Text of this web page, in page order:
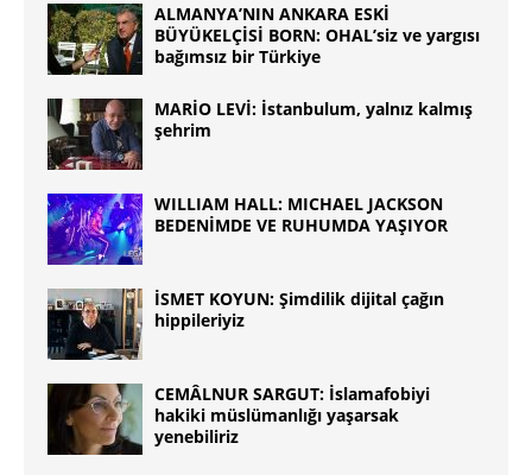
ALMANYA’NIN ANKARA ESKİ
BÜYÜKELÇİSİ BORN: OHAL’siz ve yargısı
bağımsız bir Türkiye
MARİO LEVİ: İstanbulum, yalnız kalmış
şehrim
WILLIAM HALL: MICHAEL JACKSON
BEDENİMDE VE RUHUMDA YAŞIYOR
İSMET KOYUN: Şimdilik dijital çağın
hippileriyiz
CEMÂLNUR SARGUT: İslamafobiyi
hakiki müslümanlığı yaşarsak
yenebiliriz